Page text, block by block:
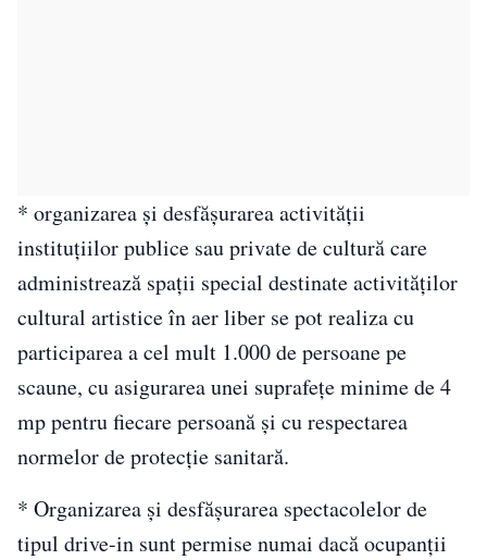
* organizarea şi desfăşurarea activităţii
instituţiilor publice sau private de cultură care
administrează spaţii special destinate activităţilor
cultural artistice în aer liber se pot realiza cu
participarea a cel mult 1.000 de persoane pe
scaune, cu asigurarea unei suprafeţe minime de 4
mp pentru fiecare persoană şi cu respectarea
normelor de protecţie sanitară.
* Organizarea şi desfăşurarea spectacolelor de
tipul drive-in sunt permise numai dacă ocupanţii